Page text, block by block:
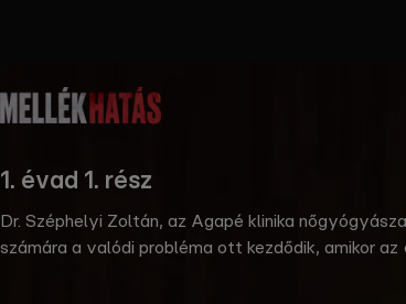
page
1. évad 1. rész
Dr. Széphelyi Zoltán, az Agapé klinika
számára a valódi probléma ott kezdődik, amikor
Borbély Alexandra, Nagy Zsolt, Tenki Réka és